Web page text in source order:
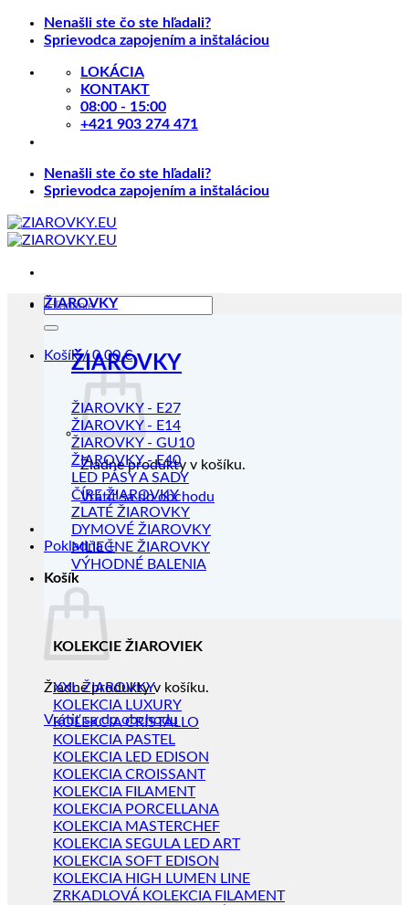
Skip
Nenašli ste čo ste hľadali?
Sprievodca zapojením a inštaláciou
LOKÁCIA
KONTAKT
08:00 - 15:00
+421 903 274 471
Nenašli ste čo ste hľadali?
Sprievodca zapojením a inštaláciou
Hľadať:
Košík /0.00€
Žiadne produkty v košíku.
Vrátiť sa do obchodu
Pokladňa +
Košík
Žiadne produkty v košíku.
Vrátiť sa do obchodu
ŽIAROVKY
ŽIAROVKY
ŽIAROVKY - E27
ŽIAROVKY - E14
ŽIAROVKY - GU10
ŽIAROVKY - E40
LED PÁSY A SADY
ČÍRE ŽIAROVKY
ZLATÉ ŽIAROVKY
DYMOVÉ ŽIAROVKY
MLIEČNE ŽIAROVKY
VÝHODNÉ BALENIA
KOLEKCIE ŽIAROVIEK
XXL ŽIAROVKY
KOLEKCIA LUXURY
KOLEKCIA CRISTALLO
KOLEKCIA PASTEL
KOLEKCIA LED EDISON
KOLEKCIA CROISSANT
KOLEKCIA FILAMENT
KOLEKCIA PORCELLANA
KOLEKCIA MASTERCHEF
KOLEKCIA SEGULA LED ART
KOLEKCIA SOFT EDISON
KOLEKCIA HIGH LUMEN LINE
ZRKADLOVÁ KOLEKCIA FILAMENT